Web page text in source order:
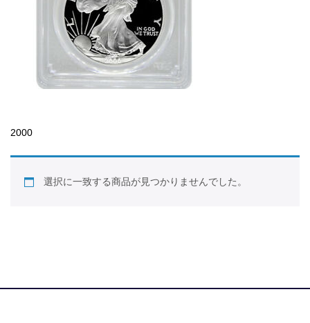
2000
選択に一致する商品が見つかりませんでした。